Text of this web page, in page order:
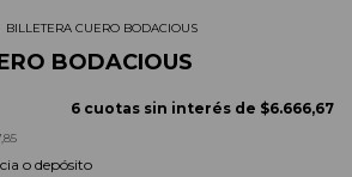
BILLETERA CUERO BODACIOUS
BODACIOUS
6 cuotas sin interés de $6.666,67
o depósito